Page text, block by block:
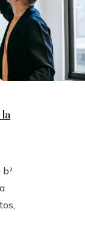
b²